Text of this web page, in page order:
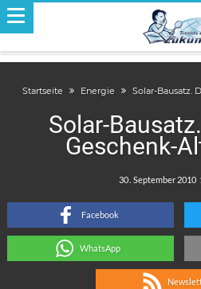
Startseite Energie Solar-Bausatz.
Solar-
Geschenk-
Facebook
WhatsApp